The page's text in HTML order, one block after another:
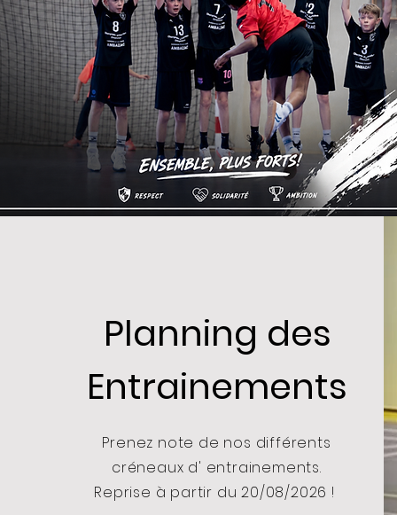
Planning des
Entrainements
Prenez note de nos différents
créneaux d' entrainements.
Reprise à partir du 20/08/2026 !